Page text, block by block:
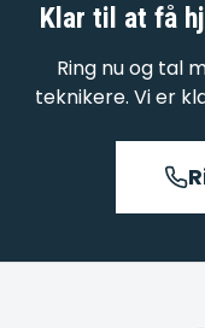
Klar til at få
Ring nu og tal
teknikere. Vi er